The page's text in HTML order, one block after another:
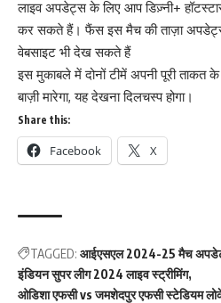
लाइव अपडेट्स के लिए आप डिज़्नी+
कर सकते हैं। फैंस इस मैच की ताज़ा
वेबसाइट भी देख सकते हैं
इस मुकाबले में दोनों टीमें अपनी पूरी ताकत
बाज़ी मारेगा, यह देखना दिलचस्प होगा।
Share this:
Facebook X
TAGGED: आईएसएल 2024-25 मैच
इंडियन सुपर लीग 2024 लाइव स्ट्रीमिंग
ओडिशा एफसी vs जमशेदपुर एफसी स्टेडियम